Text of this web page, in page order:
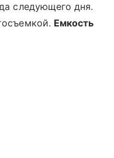
следующего дня.
Емкость